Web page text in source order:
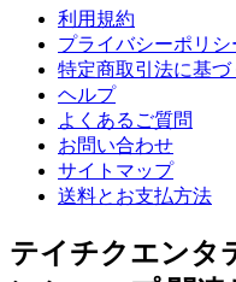
利用規約
プライバシーポリシ
特定商取引法に基づ
ヘルプ
よくあるご質問
お問い合わせ
サイトマップ
送料とお支払方法
テイチクエンタ